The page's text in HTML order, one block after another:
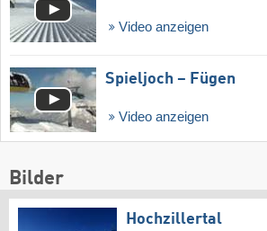
Video anzeigen
Spieljoch – Fügen
Video anzeigen
Bilder
Hochzillertal